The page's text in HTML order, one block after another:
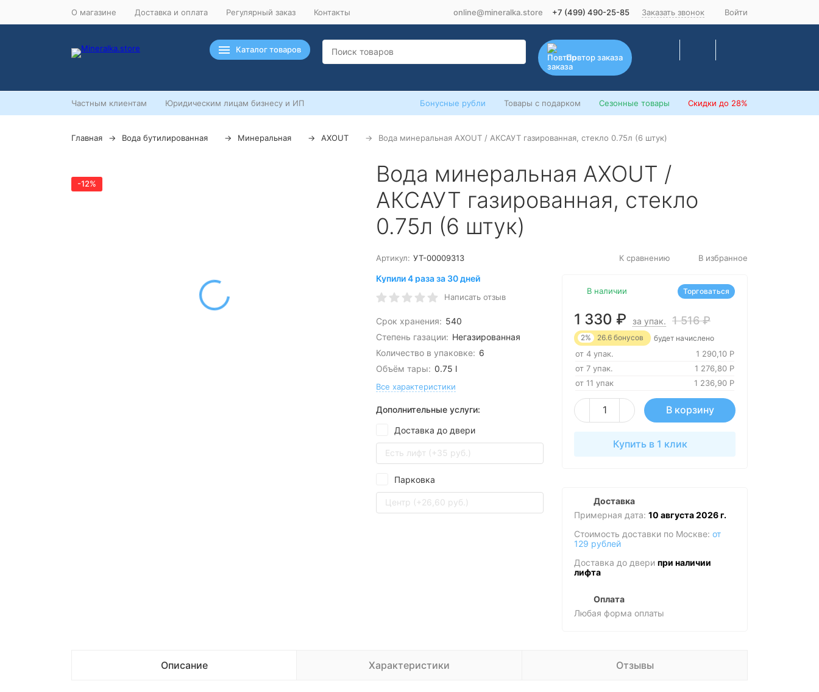
О магазине Доставка и оплата Регулярный заказ Контакты online@mineralka.store +7 (499) 490-25-85 Заказать звонок Войти
Каталог товаров
Повтор заказа
Частным клиентам Юридическим лицам бизнесу и ИП Бонусные рубли Товары с подарком Сезонные товары Скидки до 28%
Главная Вода бутилированная Минеральная AXOUT Вода минеральная AXOUT / АКСАУТ газированная, стекло 0.75л (6 штук)
-12%
Вода минеральная AXOUT /
АКСАУТ газированная, стекло
0.75л (6 штук)
Артикул: УТ-00009313 К сравнению В избранное
Купили 4 раза за 30 дней
Написать отзыв
Срок хранения: 540
Степень газации: Негазированная
Количество в упаковке: 6
Объём тары: 0.75 l
Все характеристики
Дополнительные услуги:
Доставка до двери
Есть лифт (+35 руб.)
Парковка
Центр (+26,60 руб.)
В наличии
1 330 ₽ за упак. 1 516₽
2% 26.6 бонусов будет начислено
от 4 упак. 1 290,10 Р
от 7 упак.
1 276,80 Р
от 11 упак
1 236,90 Р
В корзину
Купить в 1 клик
Торговаться
Доставка
Примерная дата: 10 августа 2026 г.
Стоимость доставки по Москве: от
129 рублей
Доставка до двери при наличии
лифта
Оплата
Любая форма оплаты
Описание Характеристики Отзывы